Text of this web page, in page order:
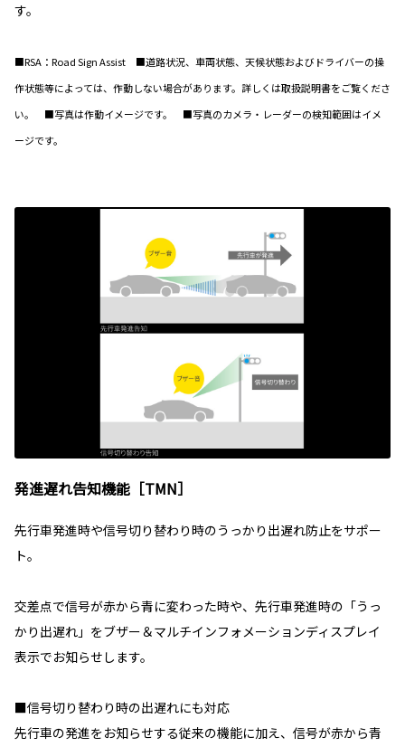
す。
■RSA：Road Sign Assist ■道路状況、車両状態、天候状態およびドライバーの操
作状態等によっては、作動しない場合があります。詳しくは取扱説明書をご覧くださ
い。 ■写真は作動イメージです。 ■写真のカメラ・レーダーの検知範囲はイメ
ージです。
発進遅れ告知機能［TMN］
先行車発進時や信号切り替わり時のうっかり出遅れ防止をサポー
ト。
交差点で信号が赤から青に変わった時や、先行車発進時の「うっ
かり出遅れ」をブザー＆マルチインフォメーションディスプレイ
表示でお知らせします。
■信号切り替わり時の出遅れにも対応
先行車の発進をお知らせする従来の機能に加え、信号が赤から青